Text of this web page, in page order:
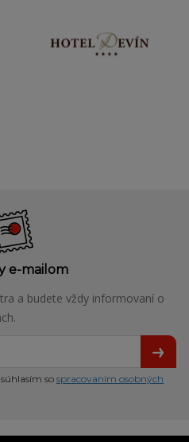
e-mailom
a budete vždy informovaní o
sospracovaním osobných